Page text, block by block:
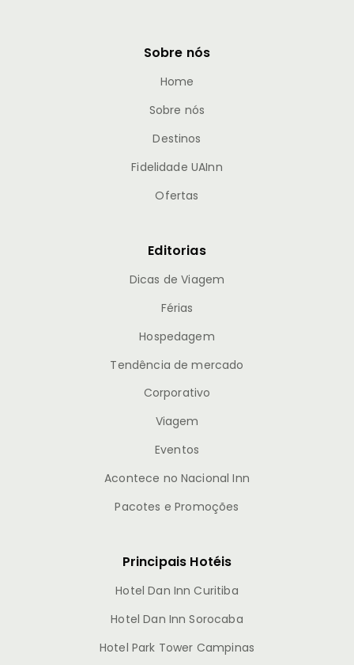
Sobre nós
Home
Sobre nós
Destinos
Fidelidade UAInn
Ofertas
Editorias
Dicas de Viagem
Férias
Hospedagem
Tendência de mercado
Corporativo
Viagem
Eventos
Acontece no Nacional Inn
Pacotes e Promoções
Principais Hotéis
Hotel Dan Inn Curitiba
Hotel Dan Inn Sorocaba
Hotel Park Tower Campinas